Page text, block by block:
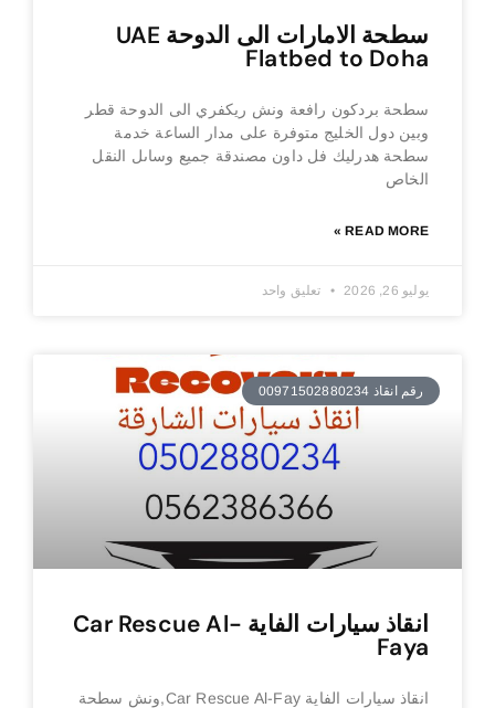
سطحة الامارات الى الدوحة UAE
Flatbed to Doha
سطحة بردكون رافعة ونش ريكفري الى الدوحة قطر
وبين دول الخليج متوفرة على مدار الساعة خدمة
سطحة هدرليك فل داون مصندقة جميع وساىل النقل
الخاص
READ MORE »
يوليو 26, 2026 تعليق واحد
رقم انقاذ 00971502880234
انقاذ سيارات الفاية Car Rescue Al-
Faya
انقاذ سيارات الفاية Car Rescue Al-Fay,ونش سطحة